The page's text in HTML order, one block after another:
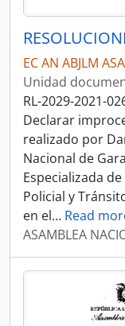
EC AN ABJLM
Unidad
RL-2029-2021-
Declarar
realizado por
Nacional de
Especializada
Policial y
en el… Read
ASAMBLEA